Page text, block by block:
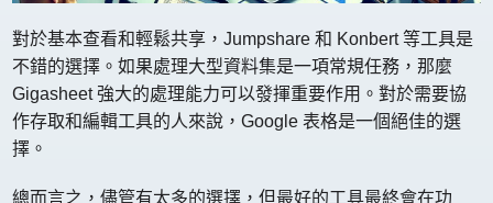
對於基本查看和輕鬆共享，Jumpshare 和 Konbert 等工具是
不錯的選擇。如果處理大型資料集是一項常規任務，那麼
Gigasheet 強大的處理能力可以發揮重要作用。對於需要協
作存取和編輯工具的人來說，Google 表格是一個絕佳的選
擇。
總而言之，儘管有太多的選擇，但最好的工具最終會在功